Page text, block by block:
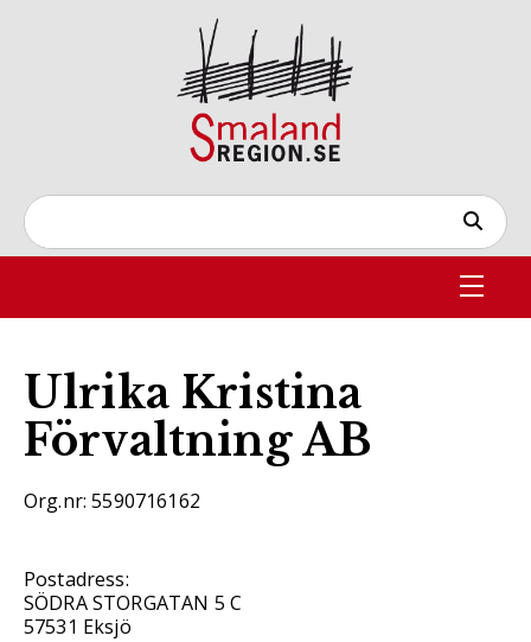
Ulrika Kristina
Förvaltning AB
Org.nr: 5590716162
Postadress:
SÖDRA STORGATAN 5 C
57531 Eksjö